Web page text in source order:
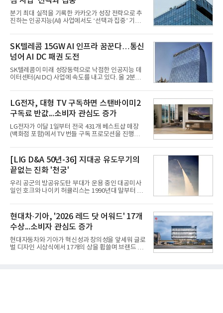
분기 최대 실적을 기록한 카카오가 성장 전략으로 추
진하는 인공지능(AI) 사업에서도 ‘선택과 집중’ 기조
라 투자에 나서는 것과 달리, 카카오는 ‘카카오톡’이
라는 플랫폼 경쟁력을 활용한 AI 에이전트 서비스에
집중하는 전략이다. 과거 무리한 사업 확장 과정에서
겪었던 시행착오를 되풀이하지 않고 핵심 역량에 집
중하겠다는 취지로 풀이된다.7일 업계에 따르면 카카
오는 올해 2분기 연결 기준 매출 2조985억원, 영업이
익 2770억원을 기록했다. 전년 동기 대비 매출과 영업
은 4884억
SK텔레콤 15GW AI 인프라 꿈꾼다…통신
넘어 AI DC 패권 도전
SK텔레콤이 미래 성장동력으로 낙점한 인공지능 데
이터센터(AI DC) 사업에 속도를 내고 있다. 올 2분기
는 2035년까지 총 15GW(기가와트) 규모의 AI DC를
구축하겠다는 대형 청사진을 제시하면서다. 이에 따
라 경쟁 구도 역시 이동통신사인 KT, LG유플러스를
넘어 네이버, 삼성SDS 등 IT 인프라 기업으로 확장되
고 있다.7일 SK텔레콤에 따르면 회사는 올해 2분기
연결 기준 매출 4조 3591억원, 영업이익 5660억원을
기록했다. 매출은 전년 동기 대비 0.5%, 영업이익은
따른 기저효과가 실
LG전자, 대형 TV 구독하면 스탠바이미2
구독료 반값...소비자 관심도 증가
LG전자가 이달 1일부터 전국 431개 베스트샵 매장
(백화점 포함)에서 TV 번들 구독 프로모션을 진행하고
인해주는 프로모션이다.대상 제품은 65·77·83형 올
레드, 75·86·100형 마이크로 RGB, 75·86형 미니
RGB 등 거실용 TV로 인기가 높은 베스트셀러 TV 20
개 모델이며, 동시 구독 계약 시 스탠바이미2(모델명
27LX6TPGA) 구독료를 50% 할인 받을 수 있다. 프로
모션 대상 모델과 혜택, 구독료 등 프로모션 세부 사항
은 베스트샵 판매 매니저에게 문의하면 자세히 안내
등으로 이전
[LIG D&A 50년-36] 지대공 유도무기의
끝없는 진화 '천궁'
우리 공군의 방공유도탄 부대가 운용 중인 대공미사
일인 호크와 나이키 허큘리스는 1990년대 말부터 성
기존 미사일체계를 대체할 중고도 및 중거리 대공미
사일을 개발하기로 결정했다.처음 KM-SAM 사업으로
불린 이 사업의 명칭은 호크(Iron Hawk, 철매)를 대체
한다는 의미에서 ‘철매Ⅱ’ 로 정해졌다. 철매Ⅱ 개발
사업은 미사일체계 완성 후인 2011년 ‘천궁(天弓)’으
로 다시 장비명이 바뀌었다. 17개 업체와 관련 기관이
참여한 가운데 LIG 넥스원은 탐색 개발에서 체계개발
현대차·기아, '2026 레드 닷 어워드' 17개
수상...소비자 관심도 증가
현대자동차와 기아가 혁신성과 창의성을 앞세워 글로
벌 디자인 시상식에서 17개의 상을 휩쓸며 브랜드 경